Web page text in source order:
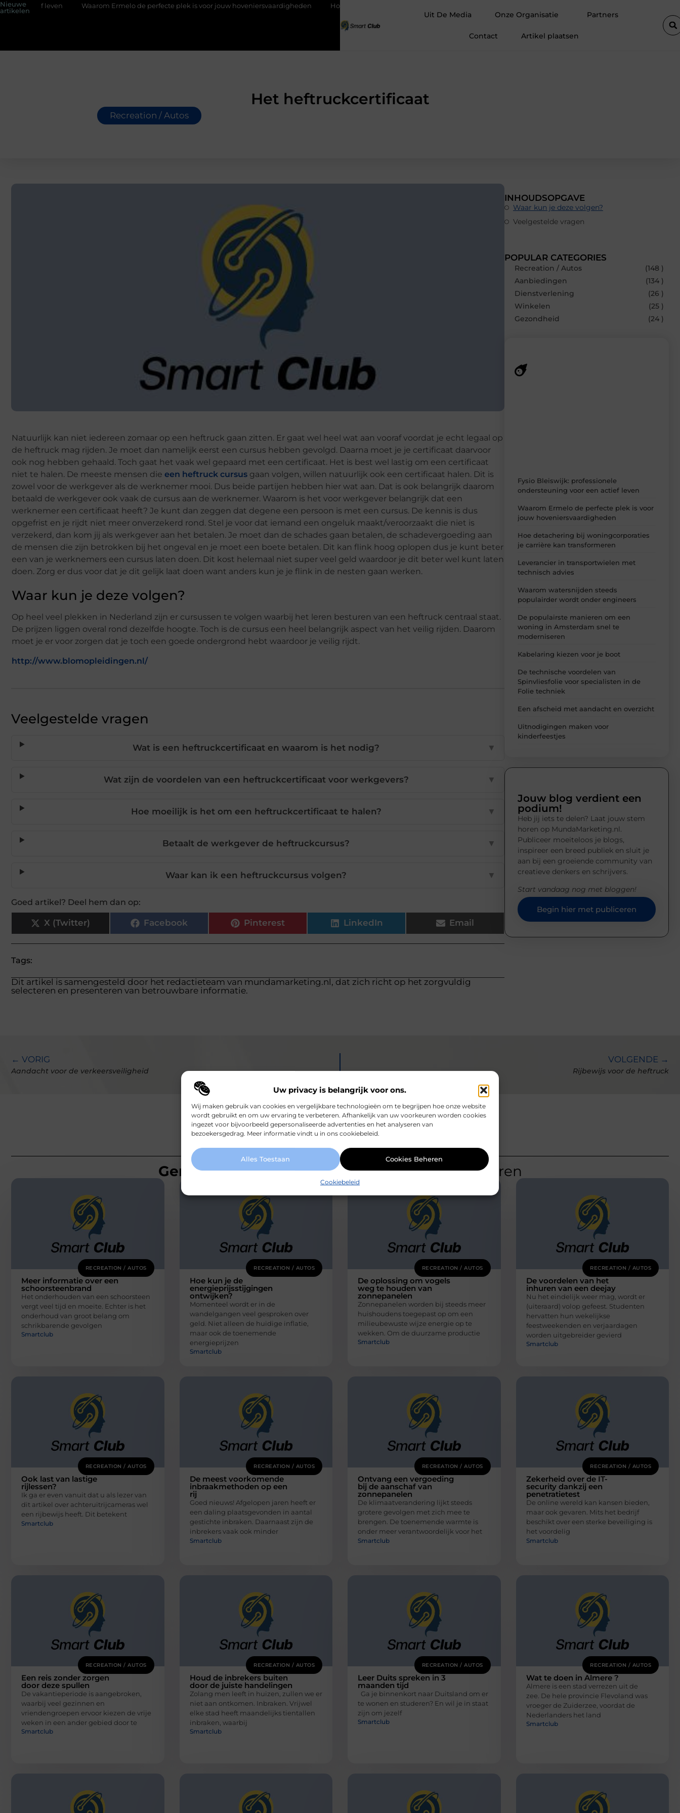
Uw privacy is belangrijk voor ons.
Wij maken gebruik van cookies en vergelijkbare technologieën om te begrijpen hoe onze website
wordt gebruikt en om uw ervaring te verbeteren. Afhankelijk van uw voorkeuren worden cookies
ingezet voor bijvoorbeeld gepersonaliseerde advertenties en het analyseren van
bezoekersgedrag. Meer informatie vindt u in ons cookiebeleid.
Alles Toestaan Cookies Beheren
Cookiebeleid
Nieuwe
artikelen
leven Waarom Ermelo de perfecte plek is voor jouw hoveniersvaardigheden Hoe detachering bij woningcorporaties je carrière kan transformeren
Uit De Media Onze Organisatie Partners
Contact Artikel plaatsen
Het heftruckcertificaat
Recreation / Autos
Natuurlijk kan niet iedereen zomaar op een heftruck gaan zitten. Er gaat wel heel wat aan vooraf voordat je echt legaal op
de heftruck mag rijden. Je moet dan namelijk eerst een cursus hebben gevolgd. Daarna moet je je certificaat daarvoor
ook nog hebben gehaald. Toch gaat het vaak wel gepaard met een certificaat. Het is best wel lastig om een certificaat
niet te halen. De meeste mensen die een heftruck cursus gaan volgen, willen natuurlijk ook een certificaat halen. Dit is
zowel voor de werkgever als de werknemer mooi. Dus beide partijen hebben hier wat aan. Dat is ook belangrijk daarom
betaald de werkgever ook vaak de cursus aan de werknemer. Waarom is het voor werkgever belangrijk dat een
werknemer een certificaat heeft? Je kunt dan zeggen dat degene een persoon is met een cursus. De kennis is dus
opgefrist en je rijdt niet meer onverzekerd rond. Stel je voor dat iemand een ongeluk maakt/veroorzaakt die niet is
verzekerd, dan kom jij als werkgever aan het betalen. Je moet dan de schades gaan betalen, de schadevergoeding aan
de mensen die zijn betrokken bij het ongeval en je moet een boete betalen. Dit kan flink hoog oplopen dus je kunt beter
een van je werknemers een cursus laten doen. Dit kost helemaal niet super veel geld waardoor je dit beter wel kunt laten
doen. Zorg er dus voor dat je dit gelijk laat doen want anders kun je je flink in de nesten gaan werken.
Waar kun je deze volgen?
Op heel veel plekken in Nederland zijn er cursussen te volgen waarbij het leren besturen van een heftruck centraal staat.
De prijzen liggen overal rond dezelfde hoogte. Toch is de cursus een heel belangrijk aspect van het veilig rijden. Daarom
moet je er voor zorgen dat je toch een goede ondergrond hebt waardoor je veilig rijdt.
http://www.blomopleidingen.nl/
Veelgestelde vragen
Wat is een heftruckcertificaat en waarom is het nodig? ▼
Wat zijn de voordelen van een heftruckcertificaat voor werkgevers? ▼
Hoe moeilijk is het om een heftruckcertificaat te halen? ▼
Betaalt de werkgever de heftruckcursus? ▼
Waar kan ik een heftruckcursus volgen? ▼
Goed artikel? Deel hem dan op:
X (Twitter) Facebook Pinterest LinkedIn Email
Tags:
Dit artikel is samengesteld door het redactieteam van mundamarketing.nl, dat zich richt op het zorgvuldig
selecteren en presenteren van betrouwbare informatie.
INHOUDSOPGAVE
Waar kun je deze volgen?
Veelgestelde vragen
POPULAR CATEGORIES
Recreation / Autos
(148 )
Aanbiedingen
(134 )
Dienstverlening
(26 )
Winkelen
(25 )
Gezondheid
(24 )
Fysio Bleiswijk: professionele
ondersteuning voor een actief leven
Waarom Ermelo de perfecte plek is voor
jouw hoveniersvaardigheden
Hoe detachering bij woningcorporaties
je carrière kan transformeren
Leverancier in transportwielen met
technisch advies
Waarom watersnijden steeds
populairder wordt onder engineers
De populairste manieren om een
woning in Amsterdam snel te
moderniseren
Kabelaring kiezen voor je boot
De technische voordelen van
Spinvliesfolie voor specialisten in de
Folie techniek
Een afscheid met aandacht en overzicht
Uitnodigingen maken voor
kinderfeestjes
Jouw blog verdient een
podium!
Heb jij iets te delen? Laat jouw stem
horen op MundaMarketing.nl.
Publiceer moeiteloos je blogs,
inspireer een breed publiek en sluit je
aan bij een groeiende community van
creatieve denkers en schrijvers.
Start vandaag nog met bloggen!
Begin hier met publiceren
← VORIG
Aandacht voor de verkeersveiligheid
VOLGENDE →
Rijbewijs voor de heftruck
Gerelateerde artikelendie u mogelijk interesseren
RECREATION / AUTOS
Meer informatie over een
schoorsteenbrand
Het onderhouden van een schoorsteen
vergt veel tijd en moeite. Echter is het
onderhoud van groot belang om
schrikbarende gevolgen
Smartclub
RECREATION / AUTOS
Hoe kun je de
energieprijsstijgingen
ontwijken?
Momenteel wordt er in de
wandelgangen veel gesproken over
geld. Niet alleen de huidige inflatie,
maar ook de toenemende
energieprijzen
Smartclub
RECREATION / AUTOS
De oplossing om vogels
weg te houden van
zonnepanelen
Zonnepanelen worden bij steeds meer
huishoudens toegepast op om een
milieubewuste wijze energie op te
wekken. Om de duurzame productie
Smartclub
RECREATION / AUTOS
De voordelen van het
inhuren van een deejay
Nu het eindelijk weer mag, wordt er
(uiteraard) volop gefeest. Studenten
hervatten hun wekelijkse
feestweekenden en verjaardagen
worden uitgebreider gevierd
Smartclub
RECREATION / AUTOS
Ook last van lastige
rijlessen?
Ik ga er even vanuit dat u als lezer van
dit artikel over achteruitrijcameras wel
een rijbewijs heeft. Dit betekent
Smartclub
RECREATION / AUTOS
De meest voorkomende
inbraakmethoden op een
rij
Goed nieuws! Afgelopen jaren heeft er
een daling plaatsgevonden in aantal
gestichte inbraken. Daarnaast zijn de
inbrekers vaak ook minder
Smartclub
RECREATION / AUTOS
Ontvang een vergoeding
bij de aanschaf van
zonnepanelen
De klimaatverandering lijkt steeds
grotere gevolgen met zich mee te
brengen. De toenemende warmte is
onder meer verantwoordelijk voor het
Smartclub
RECREATION / AUTOS
Zekerheid over de IT-
security dankzij een
penetratietest
De online wereld kan kansen bieden,
maar ook gevaren. Mits het bedrijf
beschikt over een sterke beveiliging is
het voordelig
Smartclub
RECREATION / AUTOS
Een reis zonder zorgen
door deze spullen
De vakantieperiode is aangebroken,
waarbij veel gezinnen en
vriendengroepen ervoor kiezen de vrije
weken in een ander gebied door te
Smartclub
RECREATION / AUTOS
Houd de inbrekers buiten
door de juiste handelingen
Zolang men leeft in huizen, zullen we er
niet aan ontkomen. Inbraken. Vrijwel
elke stad heeft maandelijks tientallen
inbraken, waarbij
Smartclub
RECREATION / AUTOS
Leer Duits spreken in 3
maanden tijd
Ga je binnenkort naar Duitsland om er
te wonen en studeren? En wil je in staat
zijn om jezelf
Smartclub
RECREATION / AUTOS
Wat te doen in Almere ?
Almere is een stad verrezen uit de
zee. De hele provincie Flevoland was
vroeger de Zuiderzee, voordat de
Nederlanders het land
Smartclub